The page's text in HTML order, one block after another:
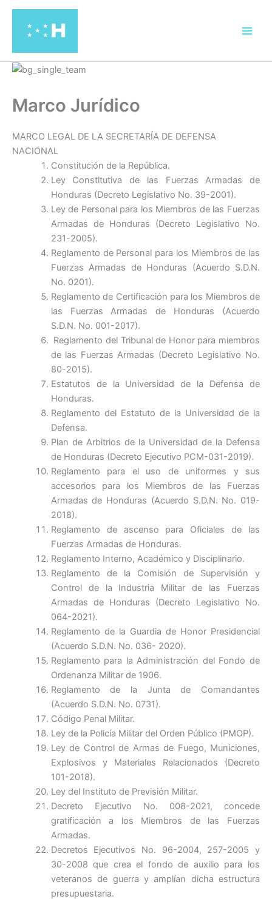
contenido
Marco Jurídico
MARCO LEGAL DE LA SECRETARÍA DE DEFENSA
NACIONAL
Constitución de la República.
Ley Constitutiva de las Fuerzas Armadas de
Honduras (Decreto Legislativo No. 39-2001).
Ley de Personal para los Miembros de las Fuerzas
Armadas de Honduras (Decreto Legislativo No.
231-2005).
Reglamento de Personal para los Miembros de las
Fuerzas Armadas de Honduras (Acuerdo S.D.N.
No. 0201).
Reglamento de Certificación para los Miembros de
las Fuerzas Armadas de Honduras (Acuerdo
S.D.N. No. 001-2017).
Reglamento del Tribunal de Honor para miembros
de las Fuerzas Armadas (Decreto Legislativo No.
80-2015).
Estatutos de la Universidad de la Defensa de
Honduras.
Reglamento del Estatuto de la Universidad de la
Defensa.
Plan de Arbitrios de la Universidad de la Defensa
de Honduras (Decreto Ejecutivo PCM-031-2019).
Reglamento para el uso de uniformes y sus
accesorios para los Miembros de las Fuerzas
Armadas de Honduras (Acuerdo S.D.N. No. 019-
2018).
Reglamento de ascenso para Oficiales de las
Fuerzas Armadas de Honduras.
Reglamento Interno, Académico y Disciplinario.
Reglamento de la Comisión de Supervisión y
Control de la Industria Militar de las Fuerzas
Armadas de Honduras (Decreto Legislativo No.
064-2021).
Reglamento de la Guardia de Honor Presidencial
(Acuerdo S.D.N. No. 036- 2020).
Reglamento para la Administración del Fondo de
Ordenanza Militar de 1906.
Reglamento de la Junta de Comandantes
(Acuerdo S.D.N. No. 0731).
Código Penal Militar.
Ley de la Policía Militar del Orden Público (PMOP).
Ley de Control de Armas de Fuego, Municiones,
Explosivos y Materiales Relacionados (Decreto
101-2018).
Ley del Instituto de Previsión Militar.
Decreto Ejecutivo No. 008-2021, concede
gratificación a los Miembros de las Fuerzas
Armadas.
Decretos Ejecutivos No. 96-2004, 257-2005 y
30-2008 que crea el fondo de auxilio para los
veteranos de guerra y amplían dicha estructura
presupuestaria.